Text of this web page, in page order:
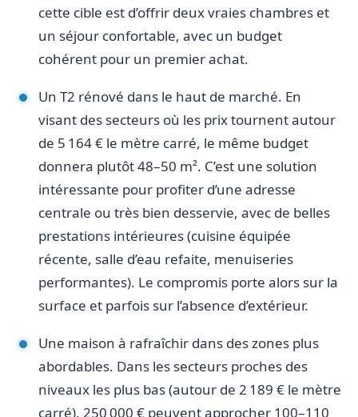
cette cible est d’offrir deux vraies chambres et
un séjour confortable, avec un budget
cohérent pour un premier achat.
Un T2 rénové dans le haut de marché. En
visant des secteurs où les prix tournent autour
de 5 164 € le mètre carré, le même budget
donnera plutôt 48–50 m². C’est une solution
intéressante pour profiter d’une adresse
centrale ou très bien desservie, avec de belles
prestations intérieures (cuisine équipée
récente, salle d’eau refaite, menuiseries
performantes). Le compromis porte alors sur la
surface et parfois sur l’absence d’extérieur.
Une maison à rafraîchir dans des zones plus
abordables. Dans les secteurs proches des
niveaux les plus bas (autour de 2 189 € le mètre
carré), 250 000 € peuvent approcher 100–110